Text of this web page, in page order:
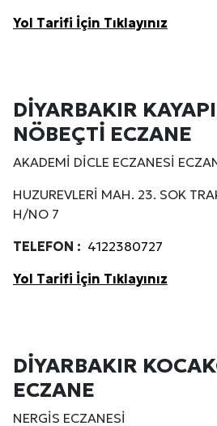
Yol Tarifi İçin Tıklayınız
DİYARBAKIR
NÖBEÇTİ ECZANE
AKADEMİ DİCLE ECZANESİ
HUZUREVLERİ MAH. 23. SOK
H/NO 7
TELEFON : 4122380727
Yol Tarifi İçin Tıklayınız
DİYARBAKIR
ECZANE
NERGİS ECZANESİ